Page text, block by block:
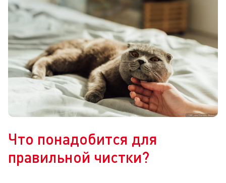
Что понадобится для
правильной чистки?